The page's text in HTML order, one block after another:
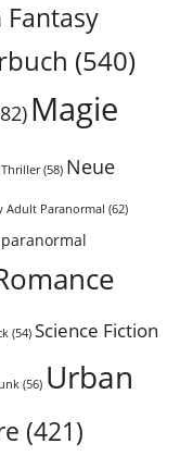
Fantasy
(540)
Magie
(58) Neue
Adult Paranormal (62)
paranormal
(54) Science Fiction
(56) Urban
(421)